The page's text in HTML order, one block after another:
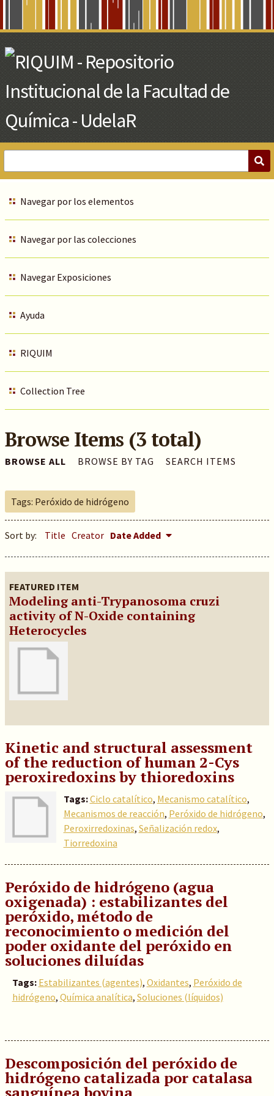
Main
Content
Navegar por los elementos
Navegar por las colecciones
Navegar Exposiciones
Ayuda
RIQUIM
Collection Tree
Browse Items (3 total)
BROWSE ALL BROWSE BY TAG SEARCH ITEMS
Tags: Peróxido de hidrógeno
Sort by: Title Creator Date Added
FEATURED ITEM
Modeling anti-Trypanosoma cruzi
activity of N-Oxide containing
Heterocycles
Kinetic and structural assessment
of the reduction of human 2-Cys
peroxiredoxins by thioredoxins
Tags:Ciclo catalítico, Mecanismo catalítico,
Mecanismos de reacción, Peróxido de hidrógeno,
Peroxirredoxinas, Señalización redox,
Tiorredoxina
Peróxido de hidrógeno (agua
oxigenada) : estabilizantes del
peróxido, método de
reconocimiento o medición del
poder oxidante del peróxido en
soluciones diluídas
Tags: Estabilizantes (agentes), Oxidantes, Peróxido de
hidrógeno, Química analítica, Soluciones (líquidos)
Descomposición del peróxido de
hidrógeno catalizada por catalasa